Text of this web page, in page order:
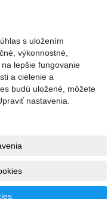
služby podľa Vaších
webu
s uložením
výkonnostné,
lepšie fungovanie
a cielenie a
budú uložené, môžete
nastavenia.